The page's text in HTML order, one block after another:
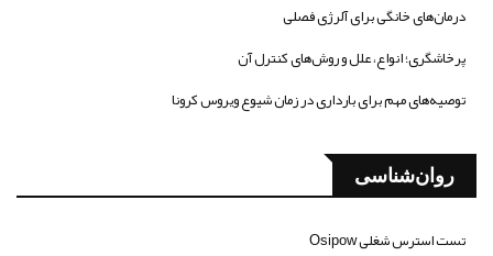
درمان‌های خانگی برای آلرژی فصلی
پرخاشگری؛ انواع، علل و روش‌های کنترل آن
توصیه‌های مهم برای بارداری در زمان شیوع ویروس کرونا
روان‌شناسی
تست استرس شغلی Osipow